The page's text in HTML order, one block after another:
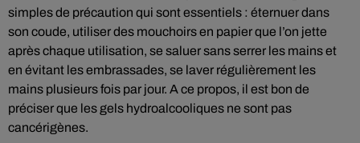
simples de précaution qui sont essentiels : éternuer dans
son coude, utiliser des mouchoirs en papier que l’on jette
après chaque utilisation, se saluer sans serrer les mains et
en évitant les embrassades, se laver régulièrement les
mains plusieurs fois par jour. A ce propos, il est bon de
préciser que les gels hydroalcooliques ne sont pas
cancérigènes.